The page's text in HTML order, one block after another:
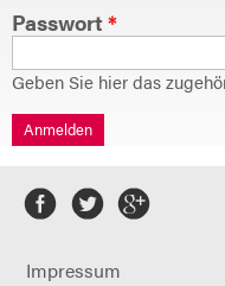
Passwort *
Geben Sie hier das
Anmelden
Impressum